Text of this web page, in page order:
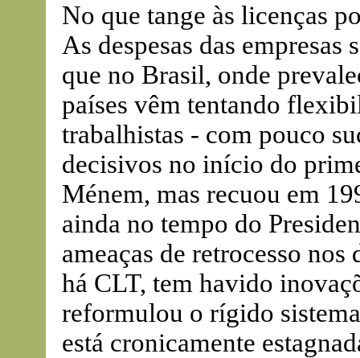
No que tange às licenças
As despesas das empresas
que no Brasil, onde
países vêm tentando
trabalhistas - com pouco
decisivos no início do
Ménem, mas recuou em
ainda no tempo do
ameaças de retrocesso
há CLT, tem havido
reformulou o rígido
está cronicamente